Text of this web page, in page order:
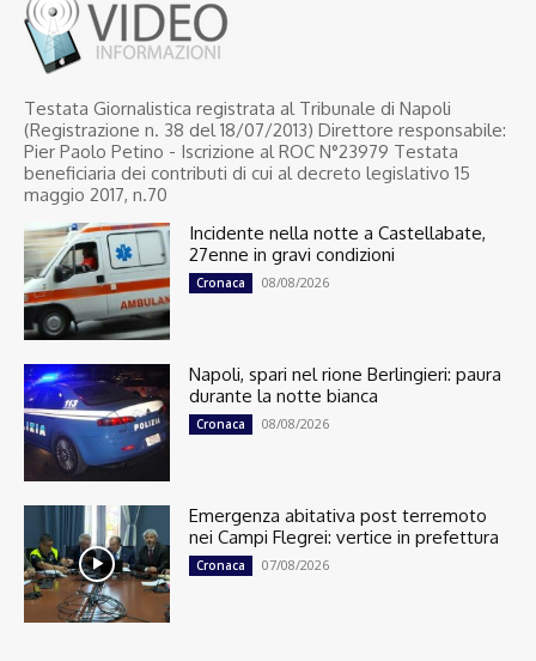
Testata Giornalistica registrata al Tribunale di Napoli
(Registrazione n. 38 del 18/07/2013) Direttore responsabile:
Pier Paolo Petino - Iscrizione al ROC N°23979 Testata
beneficiaria dei contributi di cui al decreto legislativo 15
maggio 2017, n.70
Incidente nella notte a Castellabate,
27enne in gravi condizioni
Cronaca 08/08/2026
Napoli, spari nel rione Berlingieri: paura
durante la notte bianca
Cronaca 08/08/2026
Emergenza abitativa post terremoto
nei Campi Flegrei: vertice in prefettura
Cronaca 07/08/2026